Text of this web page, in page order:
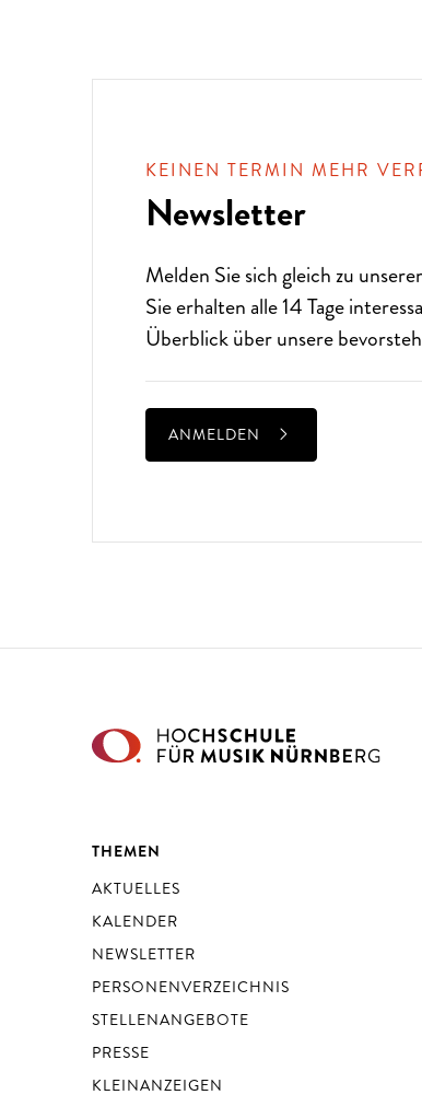
KEINEN TERMIN MEHR
Newsletter
Melden Sie sich gleich zu
Sie erhalten alle 14 Tage
Überblick über unsere
ANMELDEN
THEMEN
AKTUELLES
KALENDER
NEWSLETTER
PERSONENVERZEICHNIS
STELLENANGEBOTE
PRESSE
KLEINANZEIGEN